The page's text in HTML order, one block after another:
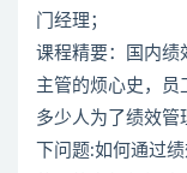
门经理；
课程精要：国内绩
主管的烦心史，
多少人为了绩效管
下问题:如何通过